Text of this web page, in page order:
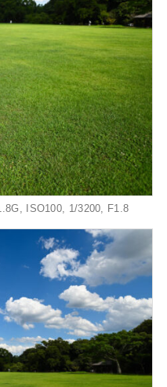
ISO100, 1/3200, F1.8